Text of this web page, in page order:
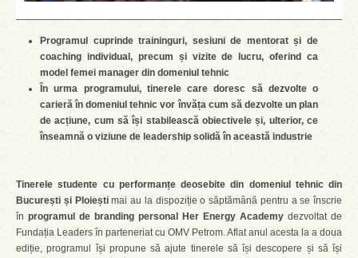
Programul cuprinde traininguri, sesiuni de mentorat și de
coaching individual, precum și vizite de lucru, oferind ca
model femei manager din domeniul tehnic
În urma programului, tinerele care doresc să dezvolte o
carieră în domeniul tehnic vor învăța cum să dezvolte un plan
de acțiune, cum să își stabilească obiectivele și, ulterior, ce
înseamnă o viziune de leadership solidă în această industrie
Tinerele studente cu performanțe deosebite din domeniul tehnic din
București și Ploieștimai au la dispoziție o săptămână pentru a se înscrie
în programul de branding personal Her Energy Academy dezvoltat de
Fundația Leaders în parteneriat cu OMV Petrom. Aflat anul acesta la a doua
ediție, programul își propune să ajute tinerele să își descopere și să își